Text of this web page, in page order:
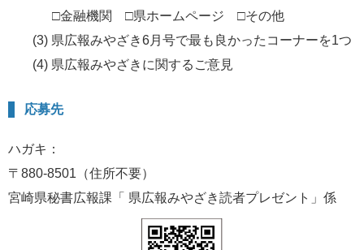
□金融機関 □県ホームページ □その他
(3) 県広報みやざき6月号で最も良かったコーナーを1つ
(4) 県広報みやざきに関するご意見
応募先
ハガキ：
〒880-8501（住所不要）
宮崎県秘書広報課「 県広報みやざき読者プレゼント」係